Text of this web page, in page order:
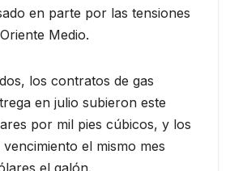
en parte por las tensiones
Medio.
los contratos de gas
en julio subieron este
por mil pies cúbicos, y los
el mismo mes
el galón.